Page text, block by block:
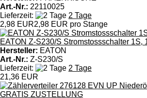
Art.-Nr.: 22110025
Lieferzeit:
2 Tage
2,98 EUR2,98 EUR pro Stange
EATON Z-S230/S Stromstossschalter 1S,
Hersteller: EATON
Art.-Nr.: Z-S230/S
Lieferzeit:
2 Tage
21,36 EUR